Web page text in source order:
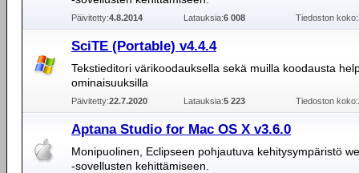
Päivitetty:4.8.2014 Latauksia:6 008 Tiedoston koko:
SciTE (Portable) v4.4.4
Tekstieditori värikoodauksella sekä muilla koodausta
ominaisuuksilla
Päivitetty:22.7.2020 Latauksia:5 223 Tiedoston koko:
Aptana Studio for Mac OS X v3.6.0
Monipuolinen, Eclipseen pohjautuva kehitysympäristö
-sovellusten kehittämiseen.